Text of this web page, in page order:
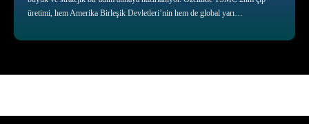
üretimi, hem Amerika Birleşik Devletleri’nin hem de global yarı…